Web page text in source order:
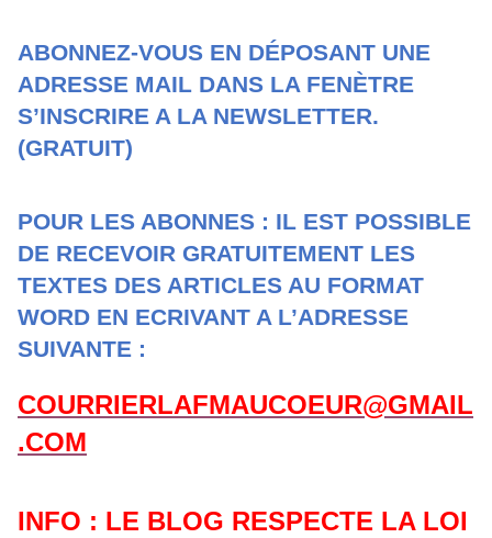
ABONNEZ-VOUS EN DÉPOSANT UNE
ADRESSE MAIL DANS LA FENÈTRE
S’INSCRIRE A LA NEWSLETTER.
(GRATUIT)
POUR LES ABONNES : IL EST POSSIBLE
DE RECEVOIR GRATUITEMENT LES
TEXTES DES ARTICLES AU FORMAT
WORD EN ECRIVANT A L’ADRESSE
SUIVANTE :
COURRIERLAFMAUCOEUR@GMAIL
.COM
INFO : LE BLOG RESPECTE LA LOI